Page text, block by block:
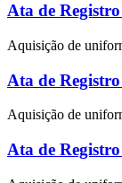
Ata de Registro
Aquisição de
Ata de Registro
Aquisição de
Ata de Registro